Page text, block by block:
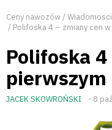
Ceny nawozów Wiadomosci
Polifoska 4 – zmiany cen
Polifoska
pierwszym
JACEK SKOWROŃSKI - 8